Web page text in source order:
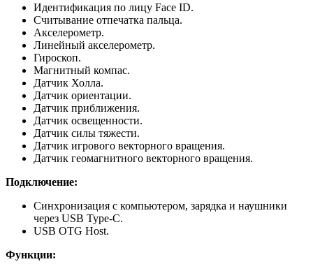
Идентификация по лицу Face ID.
Считывание отпечатка пальца.
Акселерометр.
Линейный акселерометр.
Гироскоп.
Магнитный компас.
Датчик Холла.
Датчик ориентации.
Датчик приближения.
Датчик освещенности.
Датчик силы тяжести.
Датчик игрового векторного вращения.
Датчик геомагнитного векторного вращения.
Подключение:
Синхронизация с компьютером, зарядка и наушники
через USB Type-C.
USB OTG Host.
Функции: